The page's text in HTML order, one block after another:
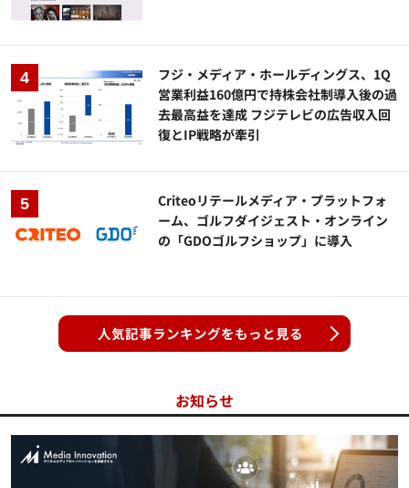
フジ・メディア・ホールディングス、1Q
営業利益160億円で持株会社制導入後の過
去最高益を達成 フジテレビの広告収入回
復とIP戦略が牽引
Criteoリテールメディア・プラットフォ
ーム、ゴルフダイジェスト・オンライン
の「GDOゴルフショップ」に導入
人気記事ランキングをもっと見る
お知らせ